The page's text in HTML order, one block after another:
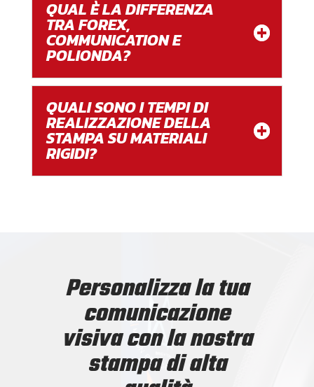
QUAL È LA DIFFERENZA
TRA FOREX,
COMMUNICATION E
POLIONDA?
QUALI SONO I TEMPI DI
REALIZZAZIONE DELLA
STAMPA SU MATERIALI
RIGIDI?
Personalizza la tua
comunicazione
visiva con la nostra
stampa di alta